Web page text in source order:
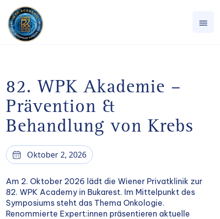
82. WPK Akademie –
Prävention &
Behandlung von Krebs
Oktober 2, 2026
Am 2. Oktober 2026 lädt die Wiener Privatklinik zur
82. WPK Academy in Bukarest. Im Mittelpunkt des
Symposiums steht das Thema Onkologie.
Renommierte Expert:innen präsentieren aktuelle